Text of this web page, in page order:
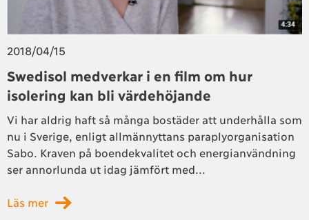
2018/04/15
Swedisol medverkar i en film om hur
isolering kan bli värdehöjande
Vi har aldrig haft så många bostäder att underhålla som
nu i Sverige, enligt allmännyttans paraplyorganisation
Sabo. Kraven på boendekvalitet och energianvändning
ser annorlunda ut idag jämfört med...
Läs mer